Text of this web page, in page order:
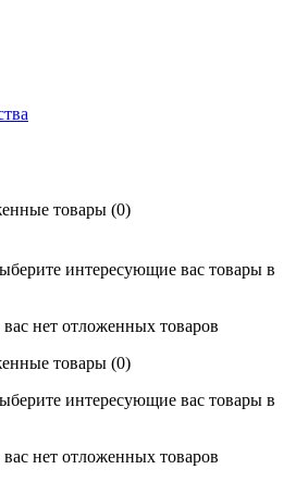
товары (0)
интересующие вас товары в
нет отложенных товаров
товары (0)
интересующие вас товары в
нет отложенных товаров